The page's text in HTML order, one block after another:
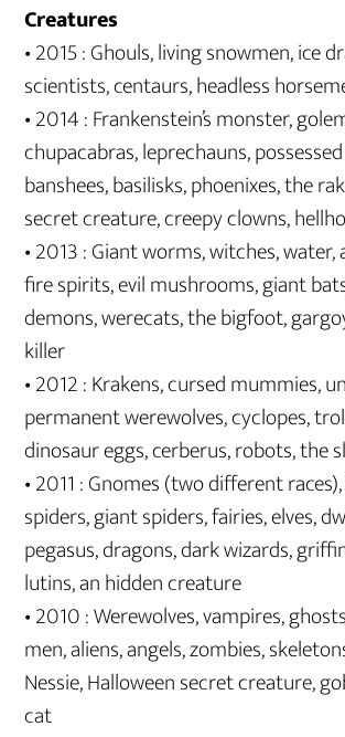
Creatures
• 2015 : Ghouls, living snowmen, ice
scientists, centaurs, headless
• 2014 : Frankenstein’s monster,
chupacabras, leprechauns,
banshees, basilisks, phoenixes, the
secret creature, creepy clowns,
• 2013 : Giant worms, witches, water,
fire spirits, evil mushrooms, giant
demons, werecats, the bigfoot,
killer
• 2012 : Krakens, cursed mummies,
permanent werewolves, cyclopes,
dinosaur eggs, cerberus, robots, the
• 2011 : Gnomes (two different
spiders, giant spiders, fairies, elves,
pegasus, dragons, dark wizards,
lutins, an hidden creature
• 2010 : Werewolves, vampires,
men, aliens, angels, zombies,
Nessie, Halloween secret creature,
cat